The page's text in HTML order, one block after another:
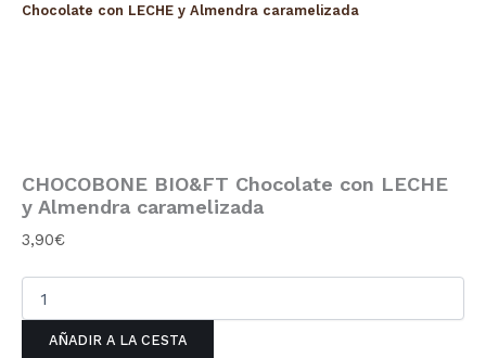
Chocolate con LECHE y Almendra caramelizada
CHOCOBONE BIO&FT Chocolate con LECHE
y Almendra caramelizada
3,90€
AÑADIR A LA CESTA